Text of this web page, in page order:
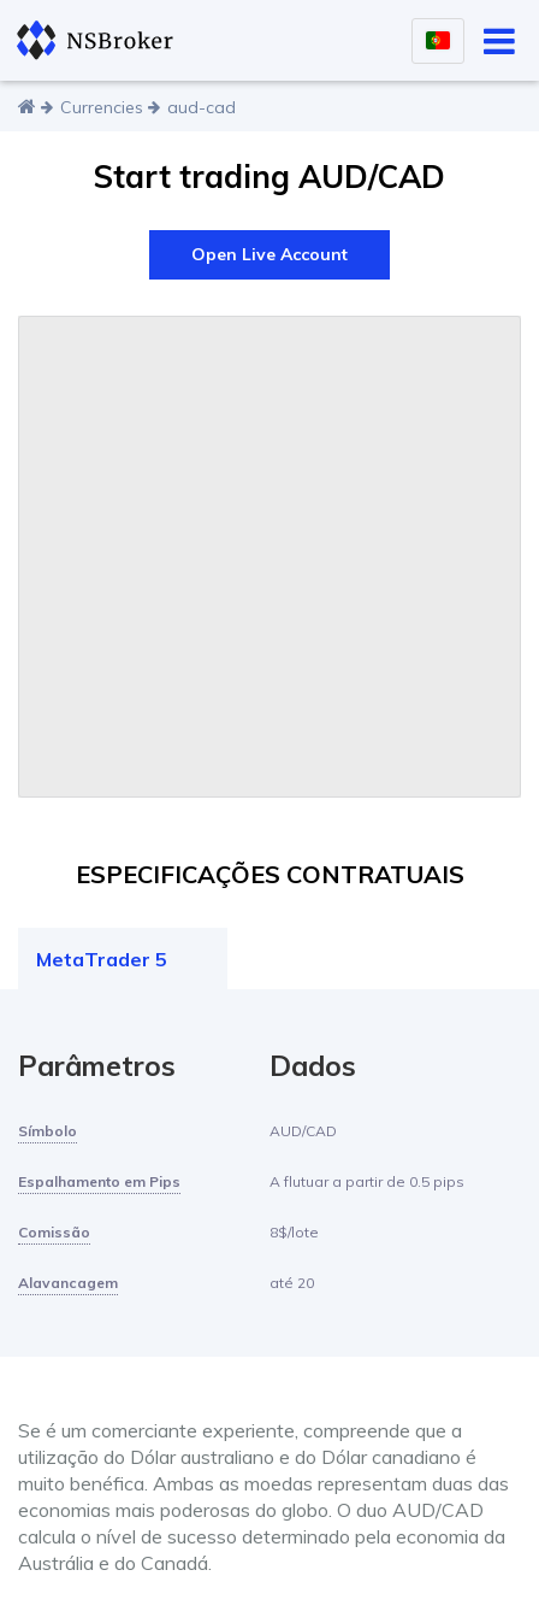
Currencies aud-cad
Start trading AUD/CAD
Open Live Account
ESPECIFICAÇÕES CONTRATUAIS
MetaTrader 5
Parâmetros Dados
Símbolo AUD/CAD
Espalhamento em Pips A flutuar a partir de 0.5 pips
Comissão 8$/lote
Alavancagem até 20
Se é um comerciante experiente, compreende que a
utilização do Dólar australiano e do Dólar canadiano é
muito benéfica. Ambas as moedas representam duas das
economias mais poderosas do globo. O duo AUD/CAD
calcula o nível de sucesso determinado pela economia da
Austrália e do Canadá.